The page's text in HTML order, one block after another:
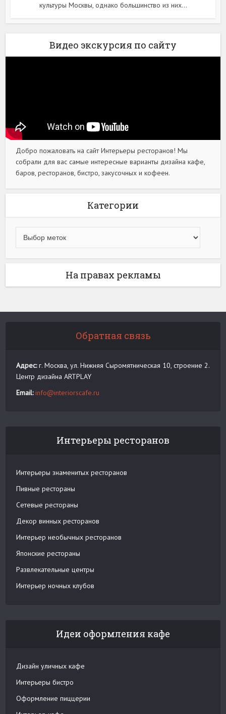
культуры Москвы, однако большинство из них...
Видео экскурсия по сайту
Добро пожаловать на сайт Интерьеры ресторанов! Мы
собрали для вас самые интересные варианты дизайна кафе,
баров, ресторанов, бистро, закусочных и кофеен.
Категории
На правах рекламы
Обратная связь
Адрес:г. Москва, ул. Нижняя Сыромятническая 10, строение 2.
Центр дизайна ARTPLAY
Email: info@interiorscafe.ru
Интерьеры ресторанов
Интерьеры знаменитых ресторанов
Пивные рестораны
Сетевые рестораны
Декор винных ресторанов
Интерьер необычных ресторанов
Японские рестораны
Развлекательные центры
Интерьер ночных клубов
Идеи оформления кафе
Дизайн уличных кафе
Интерьеры бистро
Оформление пиццерии